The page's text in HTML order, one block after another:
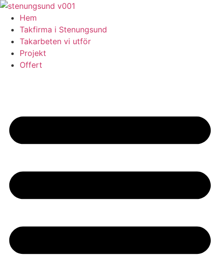
Skip
content
Hem
Takfirma i Stenungsund
Takarbeten vi utför
Projekt
Offert